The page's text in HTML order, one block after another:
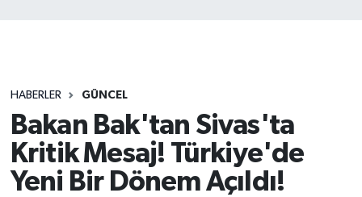
HABERLER GÜNCEL
Bakan Bak'tan Sivas'ta
Kritik Mesaj! Türkiye'de
Yeni Bir Dönem Açıldı!
GÜNCEL
KÜLTÜR
Son Dakika Haberleri
Haber Arşivi